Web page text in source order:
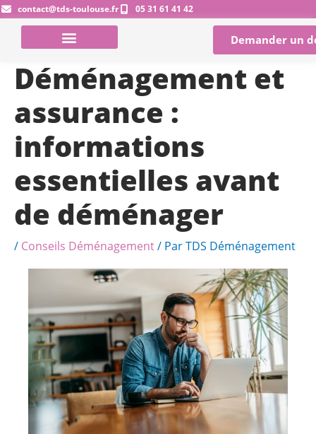
Aller
contenu
contact@tds-toulouse.fr 05 31 61 41 42
Demander un
Déménagement et
assurance :
informations
essentielles avant
de déménager
/ Conseils Déménagement/ ParTDS Déménagement